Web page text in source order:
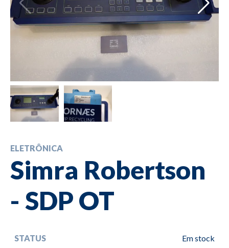
ELETRÔNICA
Simra Robertson
- SDP OT
STATUS Em stock